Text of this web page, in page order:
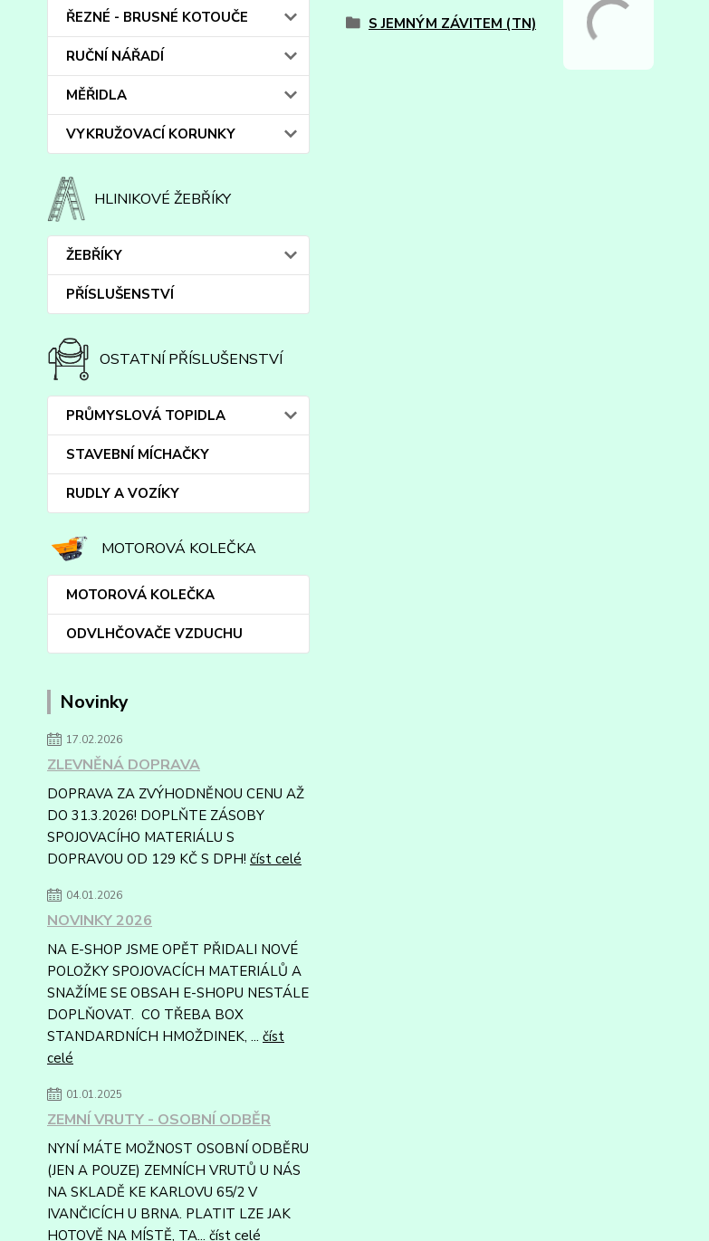
ŘEZNÉ - BRUSNÉ KOTOUČE
RUČNÍ NÁŘADÍ
MĚŘIDLA
VYKRUŽOVACÍ KORUNKY
HLINIKOVÉ ŽEBŘÍKY
ŽEBŘÍKY
PŘÍSLUŠENSTVÍ
OSTATNÍ PŘÍSLUŠENSTVÍ
PRŮMYSLOVÁ TOPIDLA
STAVEBNÍ MÍCHAČKY
RUDLY A VOZÍKY
MOTOROVÁ KOLEČKA
MOTOROVÁ KOLEČKA
ODVLHČOVAČE VZDUCHU
Novinky
17.02.2026
ZLEVNĚNÁ DOPRAVA
DOPRAVA ZA ZVÝHODNĚNOU CENU AŽ
DO 31.3.2026! DOPLŇTE ZÁSOBY
SPOJOVACÍHO MATERIÁLU S
DOPRAVOU OD 129 KČ S DPH! číst celé
04.01.2026
NOVINKY 2026
NA E-SHOP JSME OPĚT PŘIDALI NOVÉ
POLOŽKY SPOJOVACÍCH MATERIÁLŮ A
SNAŽÍME SE OBSAH E-SHOPU NESTÁLE
DOPLŇOVAT. CO TŘEBA BOX
STANDARDNÍCH HMOŽDINEK, ... číst
celé
01.01.2025
ZEMNÍ VRUTY - OSOBNÍ ODBĚR
NYNÍ MÁTE MOŽNOST OSOBNÍ ODBĚRU
(JEN A POUZE) ZEMNÍCH VRUTŮ U NÁS
NA SKLADĚ KE KARLOVU 65/2 V
IVANČICÍCH U BRNA. PLATIT LZE JAK
HOTOVĚ NA MÍSTĚ, TA... číst celé
S JEMNÝM ZÁVITEM (TN)